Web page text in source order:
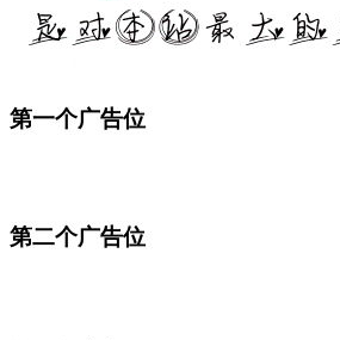
第一个广告位
第二个广告位